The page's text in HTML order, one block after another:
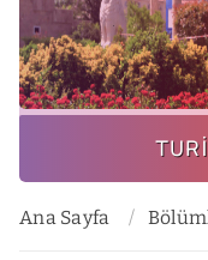
Ana Sayfa